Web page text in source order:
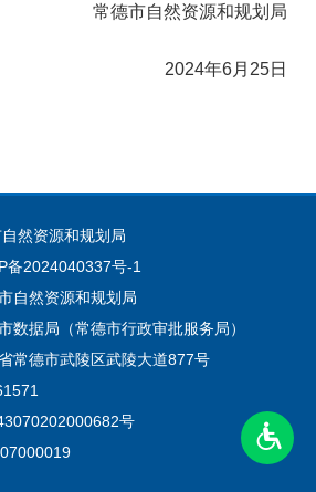
常德市自然资源和规划局
2024年6月25日
然资源和规划局
备2024040337号-1
自然资源和规划局
数据局（常德市行政审批服务局）
常德市武陵区武陵大道877号
号